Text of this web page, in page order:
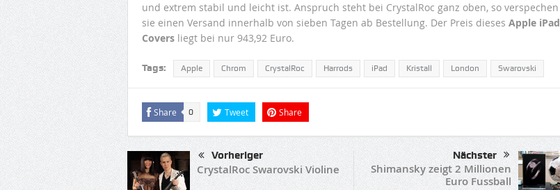
und extrem stabil und leicht ist. Anspruch steht bei CrystalRoc ganz oben, so verspechen
sie einen Versand innerhalb von sieben Tagen ab Bestellung. Der Preis dieses Apple iPad
Covers liegt bei nur 943,92 Euro.
Tags: Apple Chrom CrystalRoc Harrods iPad Kristall London Swarovski
Share 0 Tweet Share
Vorheriger
CrystalRoc Swarovski Violine
Nächster
Shimansky zeigt 2 Millionen
Euro Fussball